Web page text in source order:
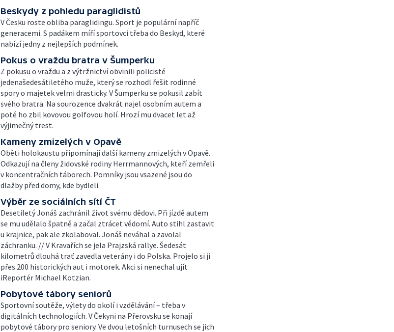
Beskydy z pohledu paraglidistů
V Česku roste obliba paraglidingu. Sport je populární napříč
generacemi. S padákem míří sportovci třeba do Beskyd, které
nabízí jedny z nejlepších podmínek.
Pokus o vraždu bratra v Šumperku
Z pokusu o vraždu a z výtržnictví obvinili policisté
jedenašedesátiletého muže, který se rozhodl řešit rodinné
spory o majetek velmi drasticky. V Šumperku se pokusil zabít
svého bratra. Na sourozence dvakrát najel osobním autem a
poté ho zbil kovovou golfovou holí. Hrozí mu dvacet let až
výjimečný trest.
Kameny zmizelých v Opavě
Oběti holokaustu připomínají další kameny zmizelých v Opavě.
Odkazují na členy židovské rodiny Herrmannových, kteří zemřeli
v koncentračních táborech. Pomníky jsou vsazené jsou do
dlažby před domy, kde bydleli.
Výběr ze sociálních sítí ČT
Desetiletý Jonáš zachránil život svému dědovi. Při jízdě autem
se mu udělalo špatně a začal ztrácet vědomí. Auto stihl zastavit
u krajnice, pak ale zkolaboval. Jonáš neváhal a zavolal
záchranku. // V Kravařích se jela Prajzská rallye. Šedesát
kilometrů dlouhá trať zavedla veterány i do Polska. Projelo si ji
přes 200 historických aut i motorek. Akci si nenechal ujít
iReportér Michael Kotzian.
Pobytové tábory seniorů
Sportovní soutěže, výlety do okolí i vzdělávání – třeba v
digitálních technologiích. V Čekyni na Přerovsku se konají
pobytové tábory pro seniory. Ve dvou letošních turnusech se jich